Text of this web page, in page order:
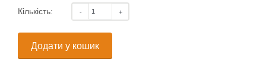
Кількість:
Додати у кошик